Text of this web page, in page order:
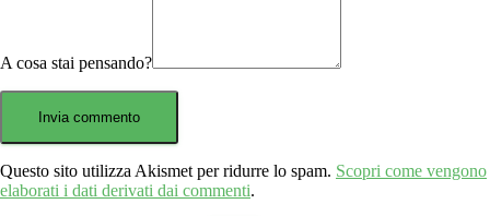
A cosa stai pensando?
Questo sito utilizza Akismet per ridurre lo spam. Scopri come vengono
elaborati i dati derivati dai commenti.